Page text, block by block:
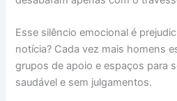
Esse silêncio emocional é
notícia? Cada vez mais homens
grupos de apoio e espaços para
saudável e sem julgamentos.